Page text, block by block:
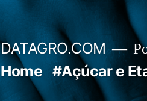
DATAGRO.COM
Home #Açúcar e